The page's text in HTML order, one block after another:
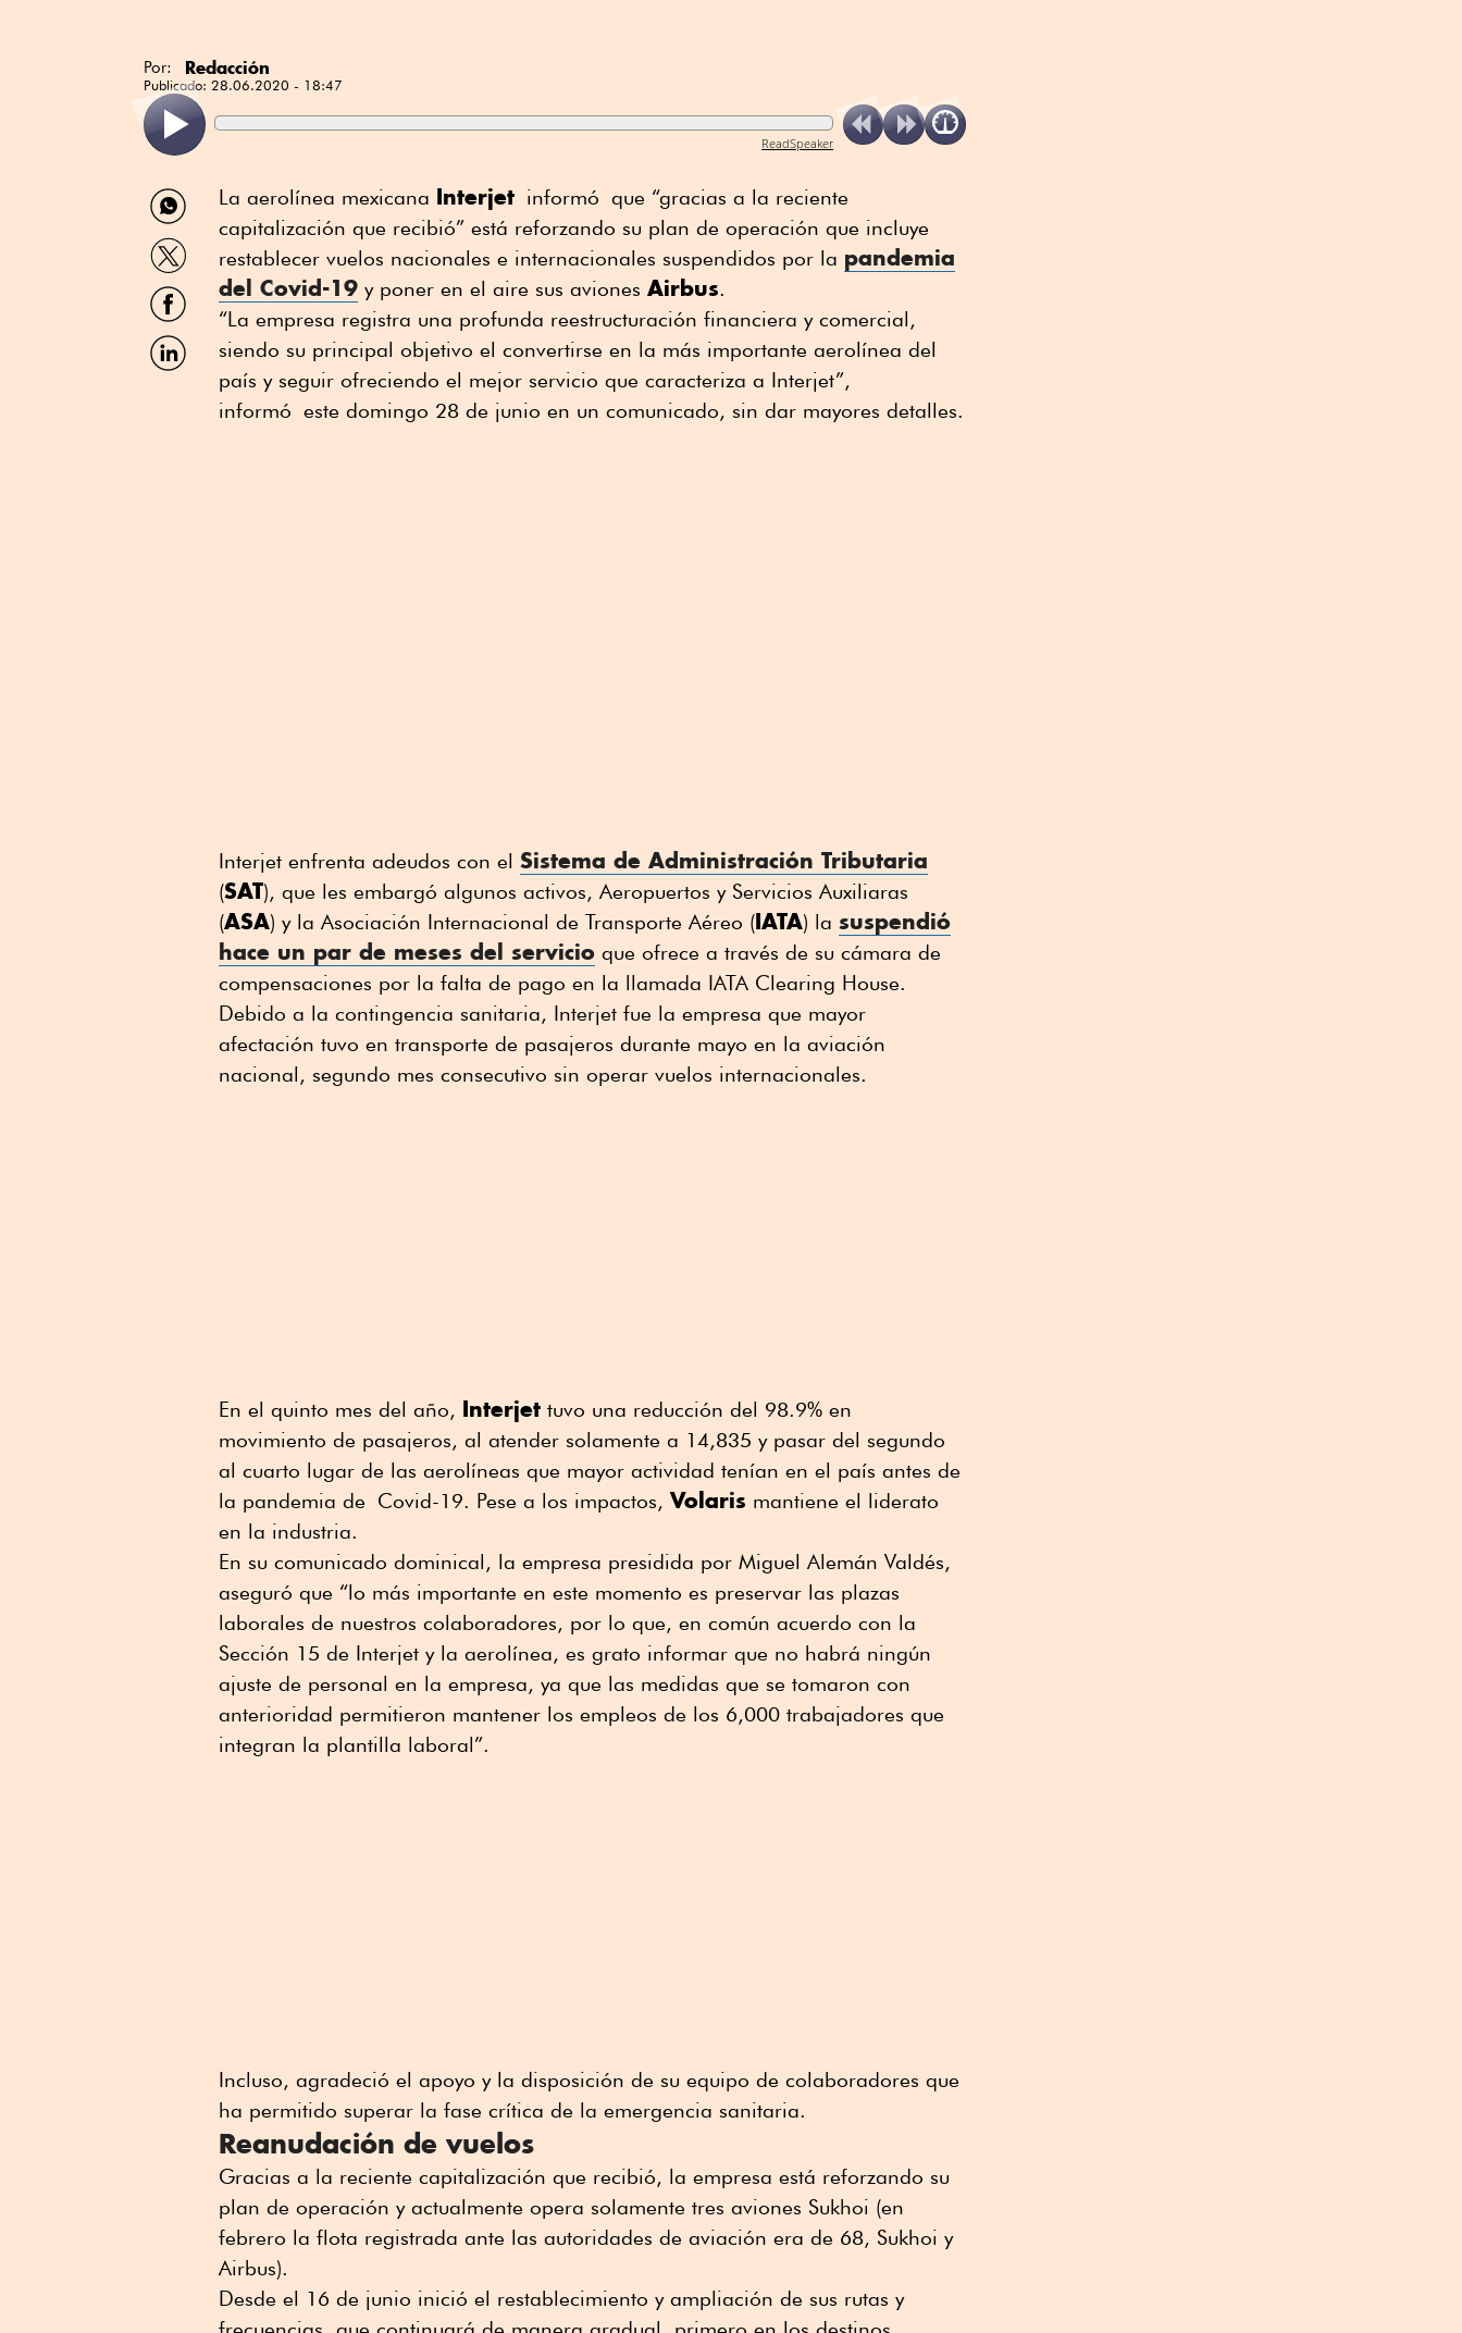
Por: Redacción
Publicado: 28.06.2020 - 18:47
ReadSpeaker
Compartir
por
WhatsApp
Compartir
por
Twitter
Compartir
por
Facebook
Compartir
por
La aerolínea mexicana Interjet informó que “gracias a la reciente
capitalización que recibió” está reforzando su plan de operación que incluye
restablecer vuelos nacionales e internacionales suspendidos por la pandemia
del Covid-19 y poner en el aire sus aviones Airbus.
“La empresa registra una profunda reestructuración financiera y comercial,
siendo su principal objetivo el convertirse en la más importante aerolínea del
país y seguir ofreciendo el mejor servicio que caracteriza a Interjet”,
informó este domingo 28 de junio en un comunicado, sin dar mayores detalles.
Interjet enfrenta adeudos con el Sistema de Administración Tributaria
(SAT), que les embargó algunos activos, Aeropuertos y Servicios Auxiliaras
(ASA) y la Asociación Internacional de Transporte Aéreo (IATA) la suspendió
hace un par de meses del servicio que ofrece a través de su cámara de
compensaciones por la falta de pago en la llamada IATA Clearing House.
Debido a la contingencia sanitaria, Interjet fue la empresa que mayor
afectación tuvo en transporte de pasajeros durante mayo en la aviación
nacional, segundo mes consecutivo sin operar vuelos internacionales.
En el quinto mes del año, Interjet tuvo una reducción del 98.9% en
movimiento de pasajeros, al atender solamente a 14,835 y pasar del segundo
al cuarto lugar de las aerolíneas que mayor actividad tenían en el país antes de
la pandemia de Covid-19. Pese a los impactos,Volaris mantiene el liderato
en la industria.
En su comunicado dominical, la empresa presidida por Miguel Alemán Valdés,
aseguró que “lo más importante en este momento es preservar las plazas
laborales de nuestros colaboradores, por lo que, en común acuerdo con la
Sección 15 de Interjet y la aerolínea, es grato informar que no habrá ningún
ajuste de personal en la empresa, ya que las medidas que se tomaron con
anterioridad permitieron mantener los empleos de los 6,000 trabajadores que
integran la plantilla laboral”.
Incluso, agradeció el apoyo y la disposición de su equipo de colaboradores que
ha permitido superar la fase crítica de la emergencia sanitaria.
Reanudación de vuelos
Gracias a la reciente capitalización que recibió, la empresa está reforzando su
plan de operación y actualmente opera solamente tres aviones Sukhoi (en
febrero la flota registrada ante las autoridades de aviación era de 68, Sukhoi y
Airbus).
Desde el 16 de junio inició el restablecimiento y ampliación de sus rutas y